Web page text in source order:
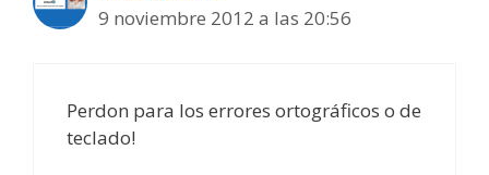
9 noviembre 2012 a las 20:56
Perdon para los errores ortográficos o de
teclado!